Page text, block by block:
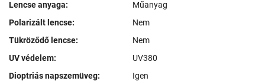
Lencse anyaga:
Műanyag
Polarizált lencse:
Nem
Tükröződő lencse:
Nem
UV védelem:
UV380
Dioptriás napszemüveg:
Igen